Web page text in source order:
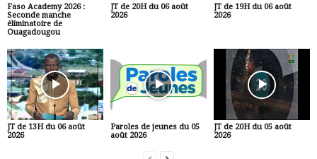
Faso Academy 2026 :
Seconde manche
éliminatoire de
Ouagadougou
JT de 20H du 06 août
2026
JT de 19H du 06 août
2026
JT de 13H du 06 août
2026
Paroles de jeunes du 05
août 2026
JT de 20H du 05 août
2026